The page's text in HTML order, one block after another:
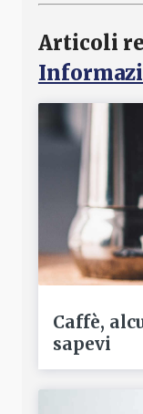
Articoli
Caffè,
sapevi